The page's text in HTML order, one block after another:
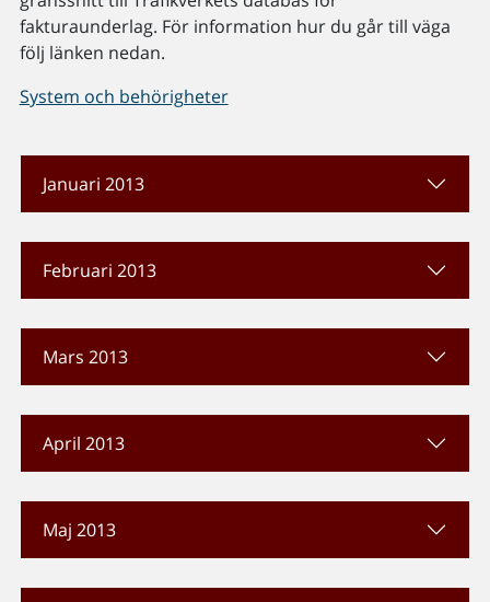
fakturaunderlag. För information hur du går till väga
följ länken nedan.
System och behörigheter
Januari 2013
Februari 2013
Mars 2013
April 2013
Maj 2013